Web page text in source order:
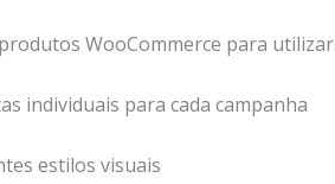
WooCommerce para
individuais para cada campanha
estilos visuais